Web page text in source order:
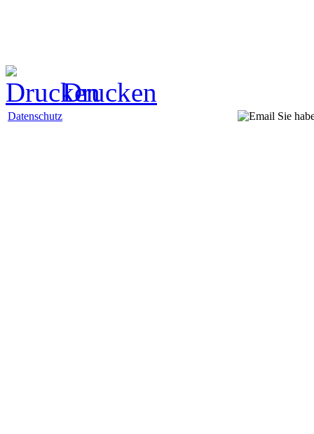
Drucken
Datenschutz Sie